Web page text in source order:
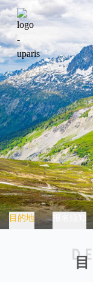
霞慕尼一日法瑞边境徒
目的地